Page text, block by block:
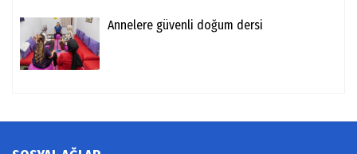
Annelere güvenli doğum dersi